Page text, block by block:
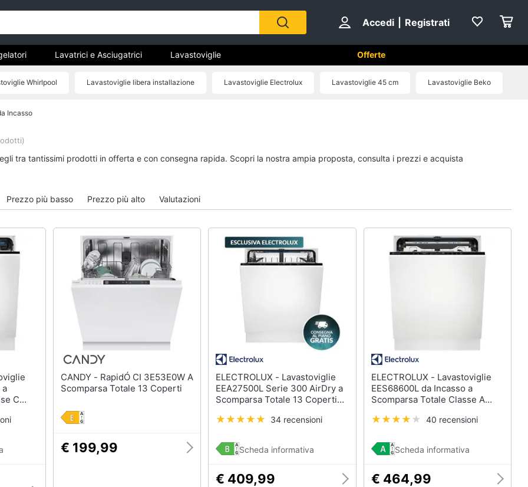
Accedi Registrati
Vedi tutti
installazione
Vedi tutti
Pulizia casa e stiro
Aspirapolvere Dyson
Aspirapolvere
Vaporella
Elettrodomestici in Cucina
Friggitrice ad aria
Macchina caffè
Piccoli elettrodomestici
Termoconvettore
Caminetto
Vedi tutti
Elettrodomestici in offerta
Lavatrici in offerta
Microonde in offerta
Lavatrici e Asciugatrici Lavastoviglie Offerte
Whirlpool Lavastoviglie libera installazione Lavastoviglie Electrolux Lavastoviglie 45 cm Lavastoviglie Beko
Miele
Incasso
tra tantissimi prodotti in offerta e con consegna rapida. Scopri la nostra ampia proposta, consulta i prezzi e acquista
Prezzo più basso Prezzo più alto Valutazioni
a
C
CANDY - RapidÓ CI 3E53E0W A
Scomparsa Totale 13 Coperti
€ 199,99
ELECTROLUX - Lavastoviglie
EEA27500L Serie 300 AirDry a
Scomparsa Totale 13 Coperti
34 recensioni
Scheda informativa
€ 409,99
ELECTROLUX - Lavastoviglie
EES68600L da Incasso a
Scomparsa Totale Classe A
40 recensioni
Scheda informativa
€ 464,99